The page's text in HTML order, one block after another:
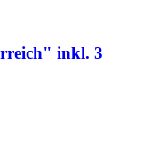
inkl. 3